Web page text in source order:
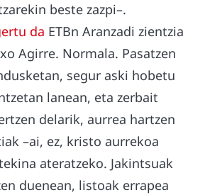
beste zazpi–.
da ETBn Aranzadi zientzia
Agirre. Normala. Pasatzen
segur aski hobetu
lanean, eta zerbait
delarik, aurrea hartzen
–ai, ez, kristo aurrekoa
ateratzeko. Jakintsuak
duenean, listoak errapea